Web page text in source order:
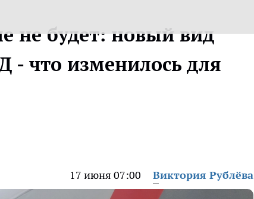
не будет: новый вид
- что изменилось для
17 июня 07:00 Виктория Рублёва